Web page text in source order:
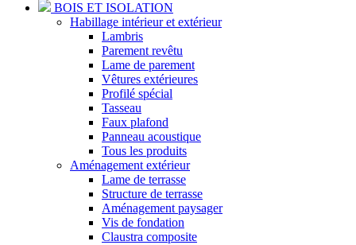
BOIS ET ISOLATION
Habillage intérieur et extérieur
Lambris
Parement revêtu
Lame de parement
Vêtures extérieures
Profilé spécial
Tasseau
Faux plafond
Panneau acoustique
Tous les produits
Aménagement extérieur
Lame de terrasse
Structure de terrasse
Aménagement paysager
Vis de fondation
Claustra composite